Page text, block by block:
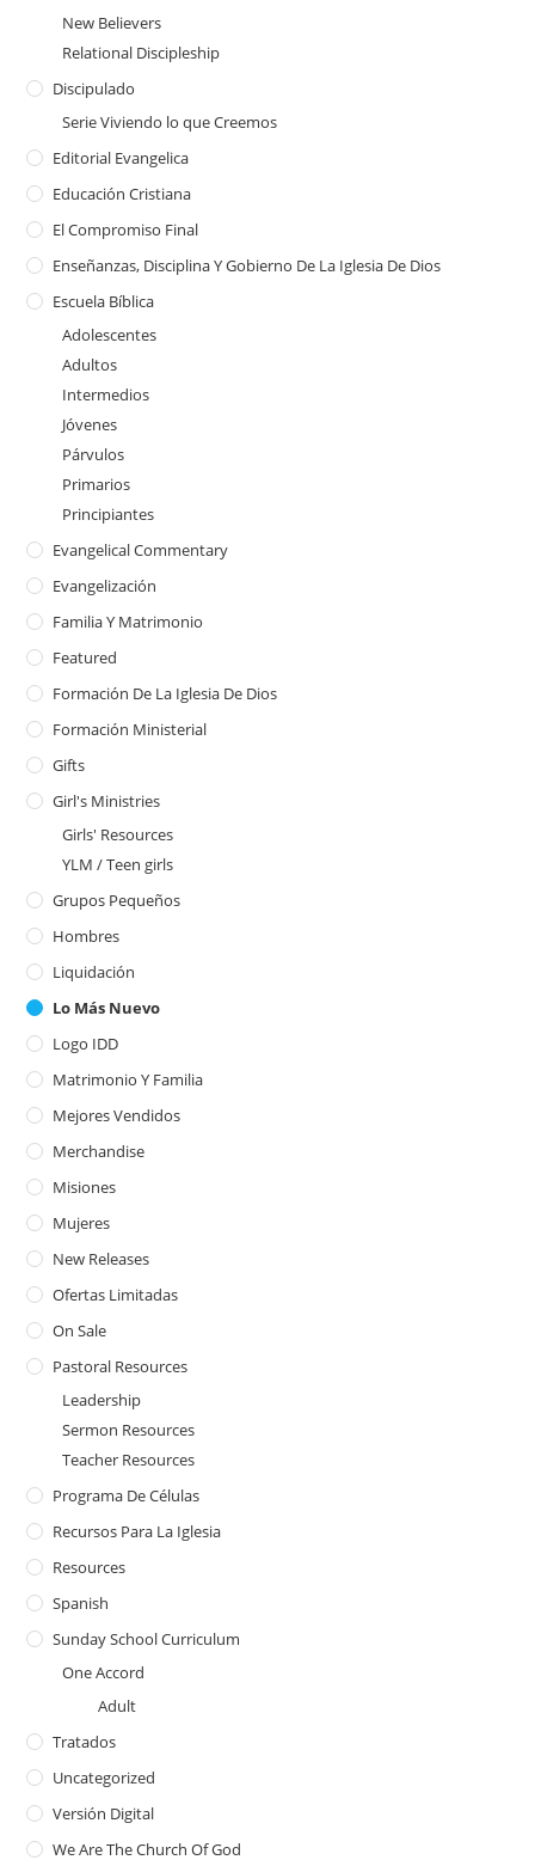
New Believers
Relational Discipleship
Discipulado
Serie Viviendo lo que Creemos
Editorial Evangelica
Educación Cristiana
El Compromiso Final
Enseñanzas, Disciplina Y Gobierno De La Iglesia De Dios
Escuela Bíblica
Adolescentes
Adultos
Intermedios
Jóvenes
Párvulos
Primarios
Principiantes
Evangelical Commentary
Evangelización
Familia Y Matrimonio
Featured
Formación De La Iglesia De Dios
Formación Ministerial
Gifts
Girl's Ministries
Girls' Resources
YLM / Teen girls
Grupos Pequeños
Hombres
Liquidación
Lo Más Nuevo
Logo IDD
Matrimonio Y Familia
Mejores Vendidos
Merchandise
Misiones
Mujeres
New Releases
Ofertas Limitadas
On Sale
Pastoral Resources
Leadership
Sermon Resources
Teacher Resources
Programa De Células
Recursos Para La Iglesia
Resources
Spanish
Sunday School Curriculum
One Accord
Adult
Tratados
Uncategorized
Versión Digital
We Are The Church Of God